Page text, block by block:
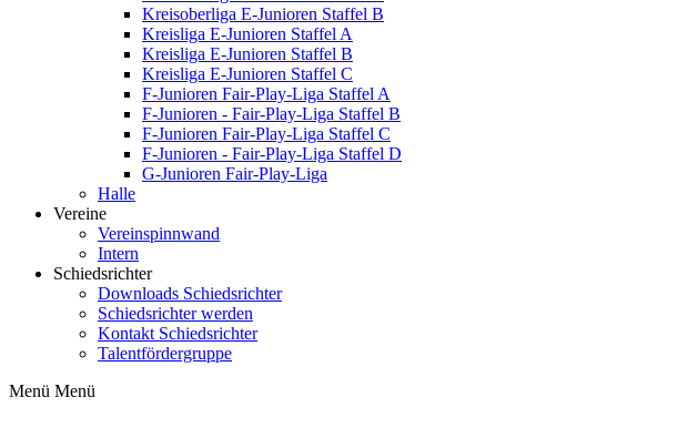
Kreisoberliga E-Junioren Staffel B
Kreisliga E-Junioren Staffel A
Kreisliga E-Junioren Staffel B
Kreisliga E-Junioren Staffel C
F-Junioren Fair-Play-Liga Staffel A
F-Junioren - Fair-Play-Liga Staffel B
F-Junioren Fair-Play-Liga Staffel C
F-Junioren - Fair-Play-Liga Staffel D
G-Junioren Fair-Play-Liga
Halle
Vereine
Vereinspinnwand
Intern
Schiedsrichter
Downloads Schiedsrichter
Schiedsrichter werden
Kontakt Schiedsrichter
Talentfördergruppe
Menü Menü